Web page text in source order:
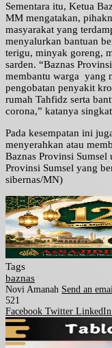
Sementara itu, Ketua
MM mengatakan,
masyarakat yang
menyalurkan bantuan
terigu, minyak goreng,
sarden. “Baznas
membantu warga yang
pengobatan penyakit
rumah Tahfidz serta
corona,” katanya singkat
Pada kesempatan ini
menyerahkan atau
Baznas Provinsi
Provinsi Sumsel yang
sibernas/MN)
Tags
baznas
Novi Amanah Send an
521
Facebook Twitter LinkedIn